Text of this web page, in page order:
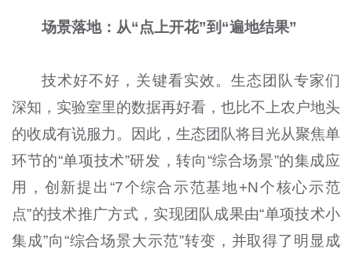
场景落地：从“点上开花”到“遍地结果”
技术好不好，关键看实效。生态团队专家们
深知，实验室里的数据再好看，也比不上农户地头
的收成有说服力。因此，生态团队将目光从聚焦单
环节的“单项技术”研发，转向“综合场景”的集成应
用，创新提出“7个综合示范基地+N个核心示范
点”的技术推广方式，实现团队成果由“单项技术小
集成”向“综合场景大示范”转变，并取得了明显成